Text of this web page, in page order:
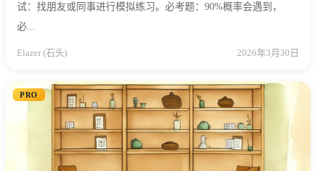
试：找朋友或同事进行模拟练习。必考题：90%概率会遇到，
必...
Elazer (石头) 2026年3月30日
PRO